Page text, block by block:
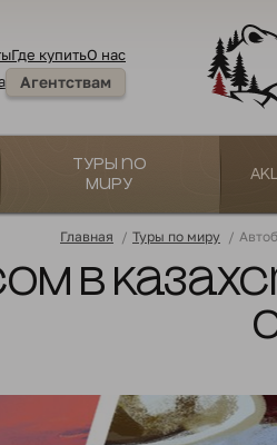
Где купитьО нас
Агентствам
Туры по
миру
Главная / Туры по миру /
в